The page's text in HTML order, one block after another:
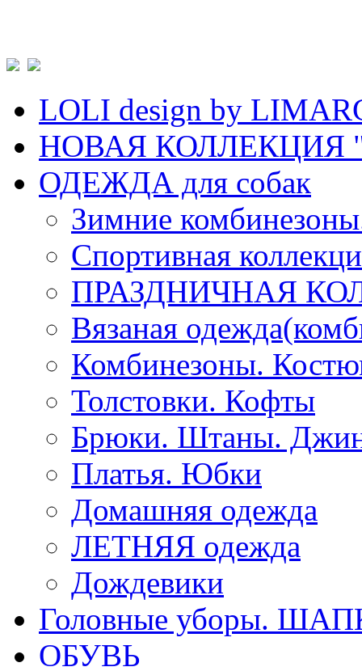
LOLI design by
НОВАЯ КОЛЛЕКЦИЯ
ОДЕЖДА для собак
Зимние
Спортивная
ПРАЗДНИЧНАЯ
Вязаная
Комбинезоны.
Толстовки. Кофты
Брюки. Штаны.
Платья. Юбки
Домашняя одежда
ЛЕТНЯЯ одежда
Дождевики
Головные уборы.
ОБУВЬ